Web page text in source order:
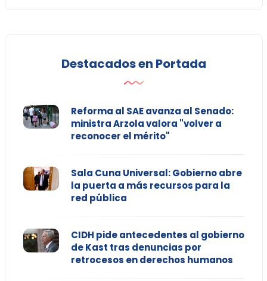
Destacados en Portada
Reforma al SAE avanza al Senado:
ministra Arzola valora "volver a
reconocer el mérito"
Sala Cuna Universal: Gobierno abre
la puerta a más recursos para la
red pública
CIDH pide antecedentes al gobierno
de Kast tras denuncias por
retrocesos en derechos humanos